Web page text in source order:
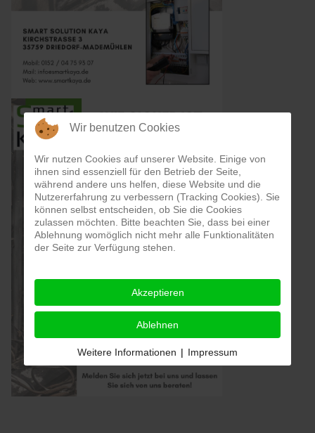
Wir benutzen Cookies
Wir nutzen Cookies auf unserer Website. Einige von
ihnen sind essenziell für den Betrieb der Seite,
während andere uns helfen, diese Website und die
Nutzererfahrung zu verbessern (Tracking Cookies). Sie
können selbst entscheiden, ob Sie die Cookies
zulassen möchten. Bitte beachten Sie, dass bei einer
Ablehnung womöglich nicht mehr alle Funktionalitäten
der Seite zur Verfügung stehen.
Akzeptieren
Ablehnen
Weitere Informationen | Impressum